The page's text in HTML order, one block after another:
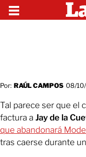
Por: RAÚL CAMPOS 08/
Tal parece ser que el
factura a Jay de la
que abandonará
tras caerse durante